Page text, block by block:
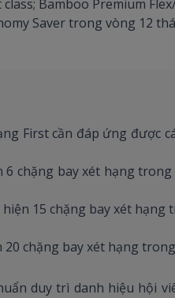
Bamboo Premium
Saver trong vòng 12
First cần đáp ứng được
6 chặng bay xét hạng
15 chặng bay xét
chặng bay xét hạng
duy trì danh hiệu hội